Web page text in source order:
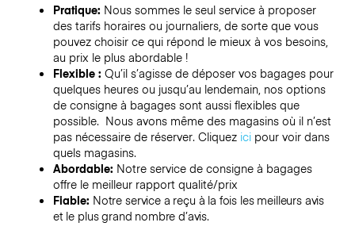
Pratique: Nous sommes le seul service à proposer
des tarifs horaires ou journaliers, de sorte que vous
pouvez choisir ce qui répond le mieux à vos besoins,
au prix le plus abordable !
Flexible : Qu’il s’agisse de déposer vos bagages pour
quelques heures ou jusqu’au lendemain, nos options
de consigne à bagages sont aussi flexibles que
possible. Nous avons même des magasins où il n’est
pas nécessaire de réserver. Cliquez icipour voir dans
quels magasins.
Abordable: Notre service de consigne à bagages
offre le meilleur rapport qualité/prix
Fiable: Notre service a reçu à la fois les meilleurs avis
et le plus grand nombre d’avis.